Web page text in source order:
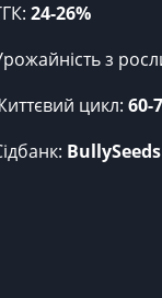
24-26%
з
цикл: 60-
BullySeeds